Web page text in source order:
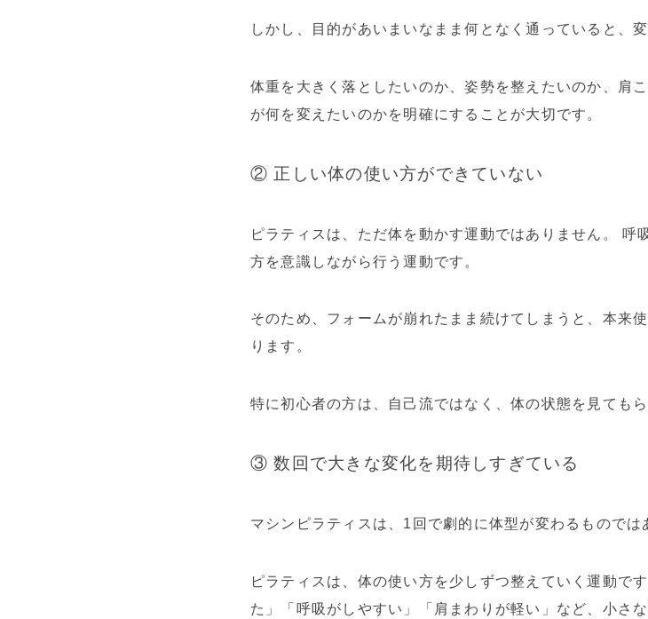
しかし、目的があいまいなまま何となく通っていると、
体重を大きく落としたいのか、姿勢を整えたいのか、肩
が何を変えたいのかを明確にすることが大切です。
② 正しい体の使い方ができていない
ピラティスは、ただ体を動かす運動ではありません。 呼
方を意識しながら行う運動です。
そのため、フォームが崩れたまま続けてしまうと、本来
ります。
特に初心者の方は、自己流ではなく、体の状態を見ても
③ 数回で大きな変化を期待しすぎている
マシンピラティスは、1回で劇的に体型が変わるものでは
ピラティスは、体の使い方を少しずつ整えていく運動で
た」「呼吸がしやすい」「肩まわりが軽い」など、小さ